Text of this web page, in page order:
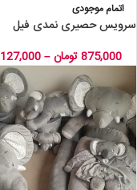
اتمام موجودی
سرویس حصیری نمدی فیل
875,000تومان–
127,000